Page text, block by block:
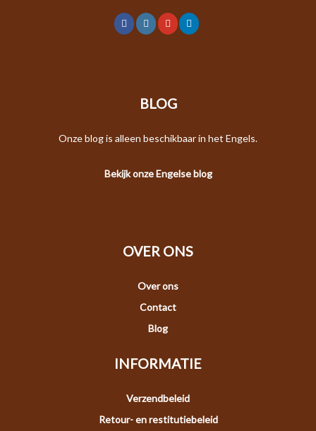
BLOG
Onze blog is alleen beschikbaar in het Engels.
Bekijk onze Engelse blog
OVER ONS
Over ons
Contact
Blog
INFORMATIE
Verzendbeleid
Retour- en restitutiebeleid